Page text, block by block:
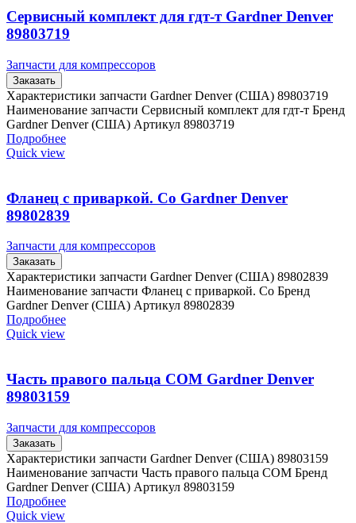
Сервисный комплект для гдт-т Gardner Denver
89803719
Запчасти для компрессоров
Заказать
Характеристики запчасти Gardner Denver (США) 89803719
Наименование запчасти Сервисный комплект для гдт-т Бренд
Gardner Denver (США) Артикул 89803719
Подробнее
Quick view
Фланец с приваркой. Со Gardner Denver
89802839
Запчасти для компрессоров
Заказать
Характеристики запчасти Gardner Denver (США) 89802839
Наименование запчасти Фланец с приваркой. Со Бренд
Gardner Denver (США) Артикул 89802839
Подробнее
Quick view
Часть правого пальца COM Gardner Denver
89803159
Запчасти для компрессоров
Заказать
Характеристики запчасти Gardner Denver (США) 89803159
Наименование запчасти Часть правого пальца COM Бренд
Gardner Denver (США) Артикул 89803159
Подробнее
Quick view